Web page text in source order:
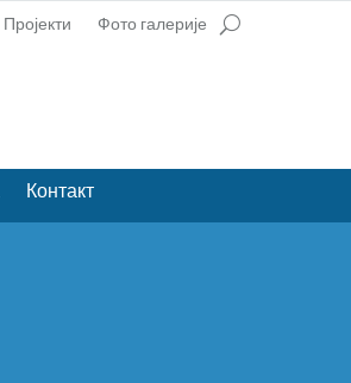
Пројекти Фото галерије
Контакт